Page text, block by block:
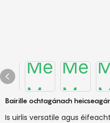
Bairille ochtagánach
Is uirlis versatile agus